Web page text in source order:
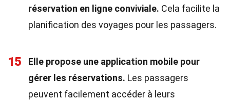
réservation en ligne conviviale. Cela facilite la
planification des voyages pour les passagers.
15
Elle propose une application mobile pour
gérer les réservations. Les passagers
peuvent facilement accéder à leurs